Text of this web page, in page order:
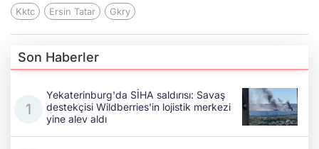
Kktc Ersin Tatar Gkry
Son Haberler
Yekaterinburg'da SİHA saldırısı: Savaş
destekçisi Wildberries'in lojistik merkezi
yine alev aldı